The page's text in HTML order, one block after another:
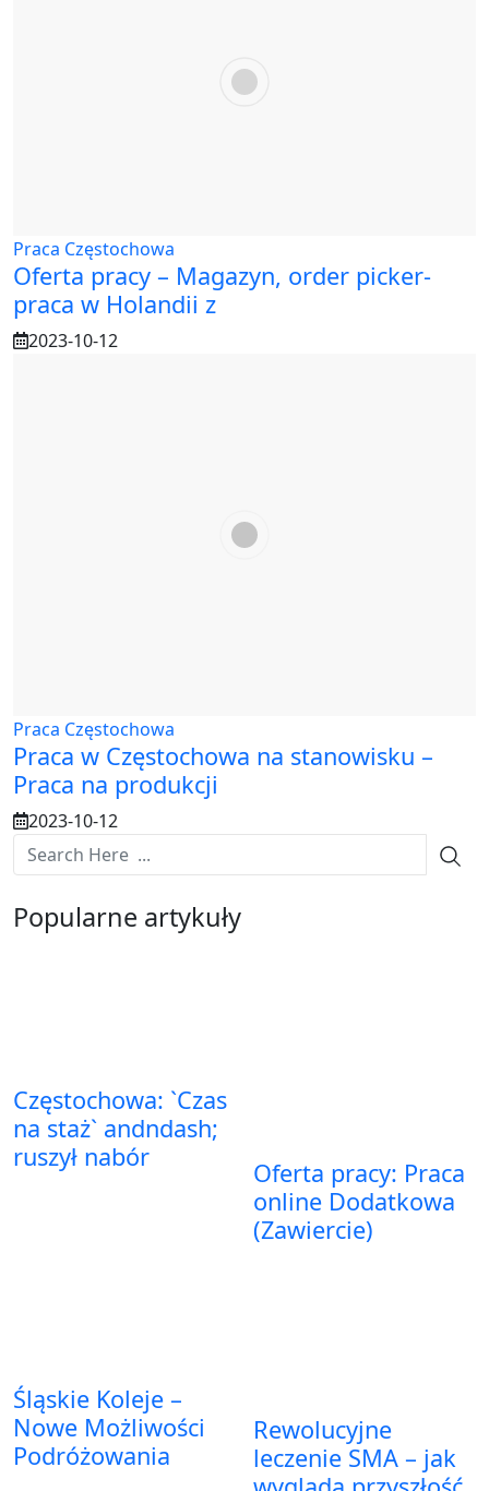
Praca Częstochowa
Oferta pracy – Magazyn, order picker-
praca w Holandii z
2023-10-12
Praca Częstochowa
Praca w Częstochowa na stanowisku –
Praca na produkcji
2023-10-12
Popularne artykuły
Częstochowa: `Czas
na staż` andndash;
ruszył nabór
Oferta pracy: Praca
online Dodatkowa
(Zawiercie)
Śląskie Koleje –
Nowe Możliwości
Podróżowania
Rewolucyjne
leczenie SMA – jak